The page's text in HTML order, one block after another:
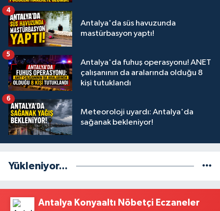
Antalya'da süs havuzunda
mastürbasyon yaptı!
4
Antalya'da fuhuş operasyonu! ANET
çalışanının da aralarında olduğu 8
kişi tutuklandı
5
Meteoroloji uyardı: Antalya'da
sağanak bekleniyor!
6
Yükleniyor...
Antalya Konyaaltı Nöbetçi Eczaneler